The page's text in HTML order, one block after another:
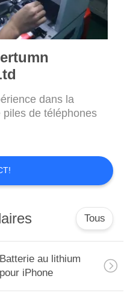
dans la
de téléphones
Tous
Batterie au lithium
pour iPhone